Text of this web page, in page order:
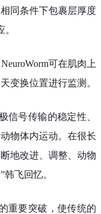
同条件下包裹层厚度
可在肌肉上
变换位置进行监测。
信号传输的稳定性、
物体内运动。在很长
地改进、调整、动物
飞回忆。
重要突破，使传统的